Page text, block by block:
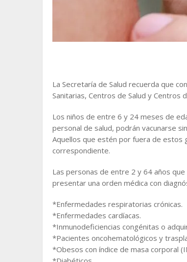
La Secretaría de Salud recuerda que
Sanitarias, Centros de Salud y Centros
Los niños de entre 6 y 24 meses de
personal de salud, podrán vacunarse
Aquellos que estén por fuera de estos
correspondiente.
Las personas de entre 2 y 64 años
presentar una orden médica con
*Enfermedades respiratorias crónicas.
*Enfermedades cardíacas.
*Inmunodeficiencias congénitas o
*Pacientes oncohematológicos y
*Obesos con índice de masa corporal